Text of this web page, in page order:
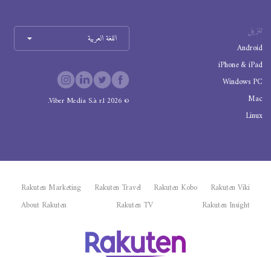
تنزيل
Android
iPhone & iPad
Windows PC
Mac
Linux
اللغة العربية
©
2026
Viber Media S.à r.l.
Rakuten Viki
Rakuten Kobo
Rakuten Travel
Rakuten Marketing
Rakuten Insight
Rakuten TV
About Rakuten